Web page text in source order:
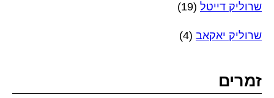
שרוליק דייטל (19)
שרוליק יאקאב (4)
זמרים